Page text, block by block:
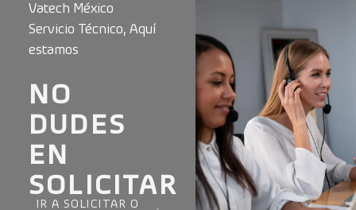
Vatech México
Servicio Técnico, Aquí
estamos
NO
DUDES
EN
SOLICITAR
IR A SOLICITAR O